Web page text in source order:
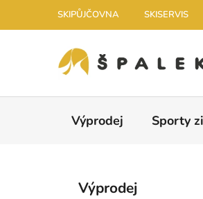
Přejít na obsahSKIPŮJČOVNA SKISERVIS
Výprodej Sporty
Postranní panel
Přeskočit kategorie
Kategorie
Výprodej